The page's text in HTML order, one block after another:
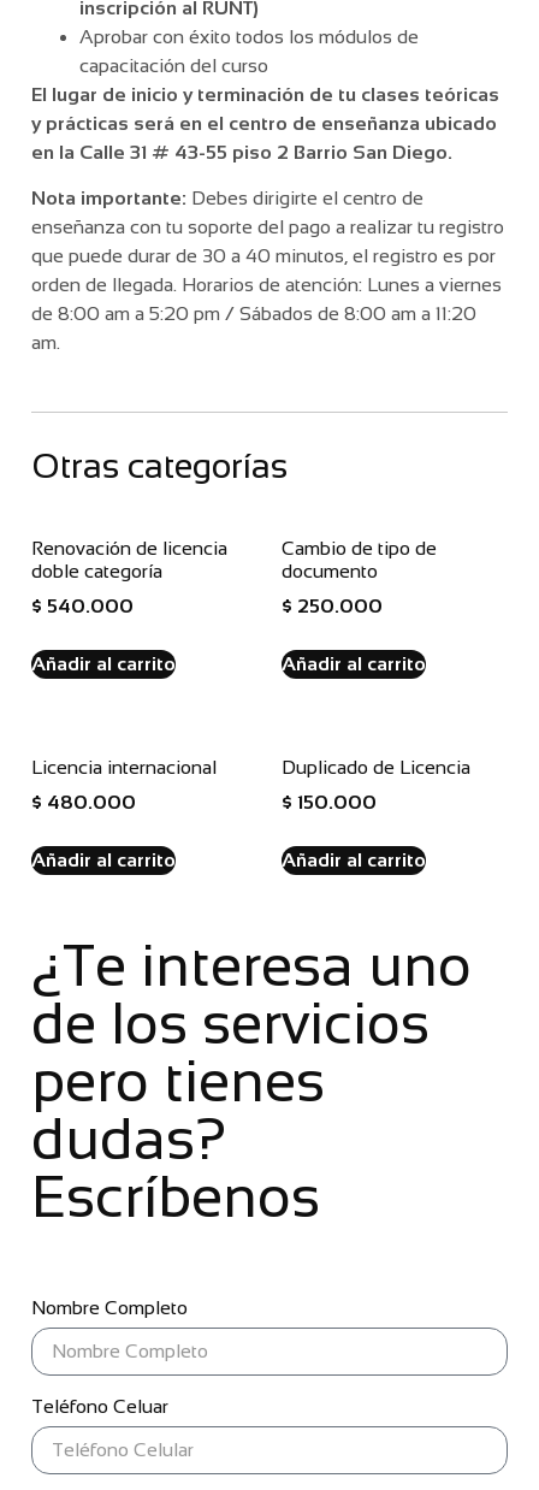
inscripción al RUNT)
Aprobar con éxito todos los módulos de
capacitación del curso
El lugar de inicio y terminación de tu clases teóricas
y prácticas será en el centro de enseñanza ubicado
en la Calle 31 # 43-55 piso 2 Barrio San Diego.
Nota importante: Debes dirigirte el centro de
enseñanza con tu soporte del pago a realizar tu registro
que puede durar de 30 a 40 minutos, el registro es por
orden de llegada. Horarios de atención: Lunes a viernes
de 8:00 am a 5:20 pm / Sábados de 8:00 am a 11:20
am.
Otras categorías
Renovación de licencia
doble categoría
$ 540.000
Añadir al carrito
Cambio de tipo de
documento
$ 250.000
Añadir al carrito
Licencia internacional
$ 480.000
Añadir al carrito
Duplicado de Licencia
$ 150.000
Añadir al carrito
¿Te interesa uno
de los servicios
pero tienes
dudas?
Escríbenos
Nombre Completo
Teléfono Celuar